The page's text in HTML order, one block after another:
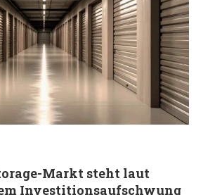
Markt steht laut
Investitionsaufschwung